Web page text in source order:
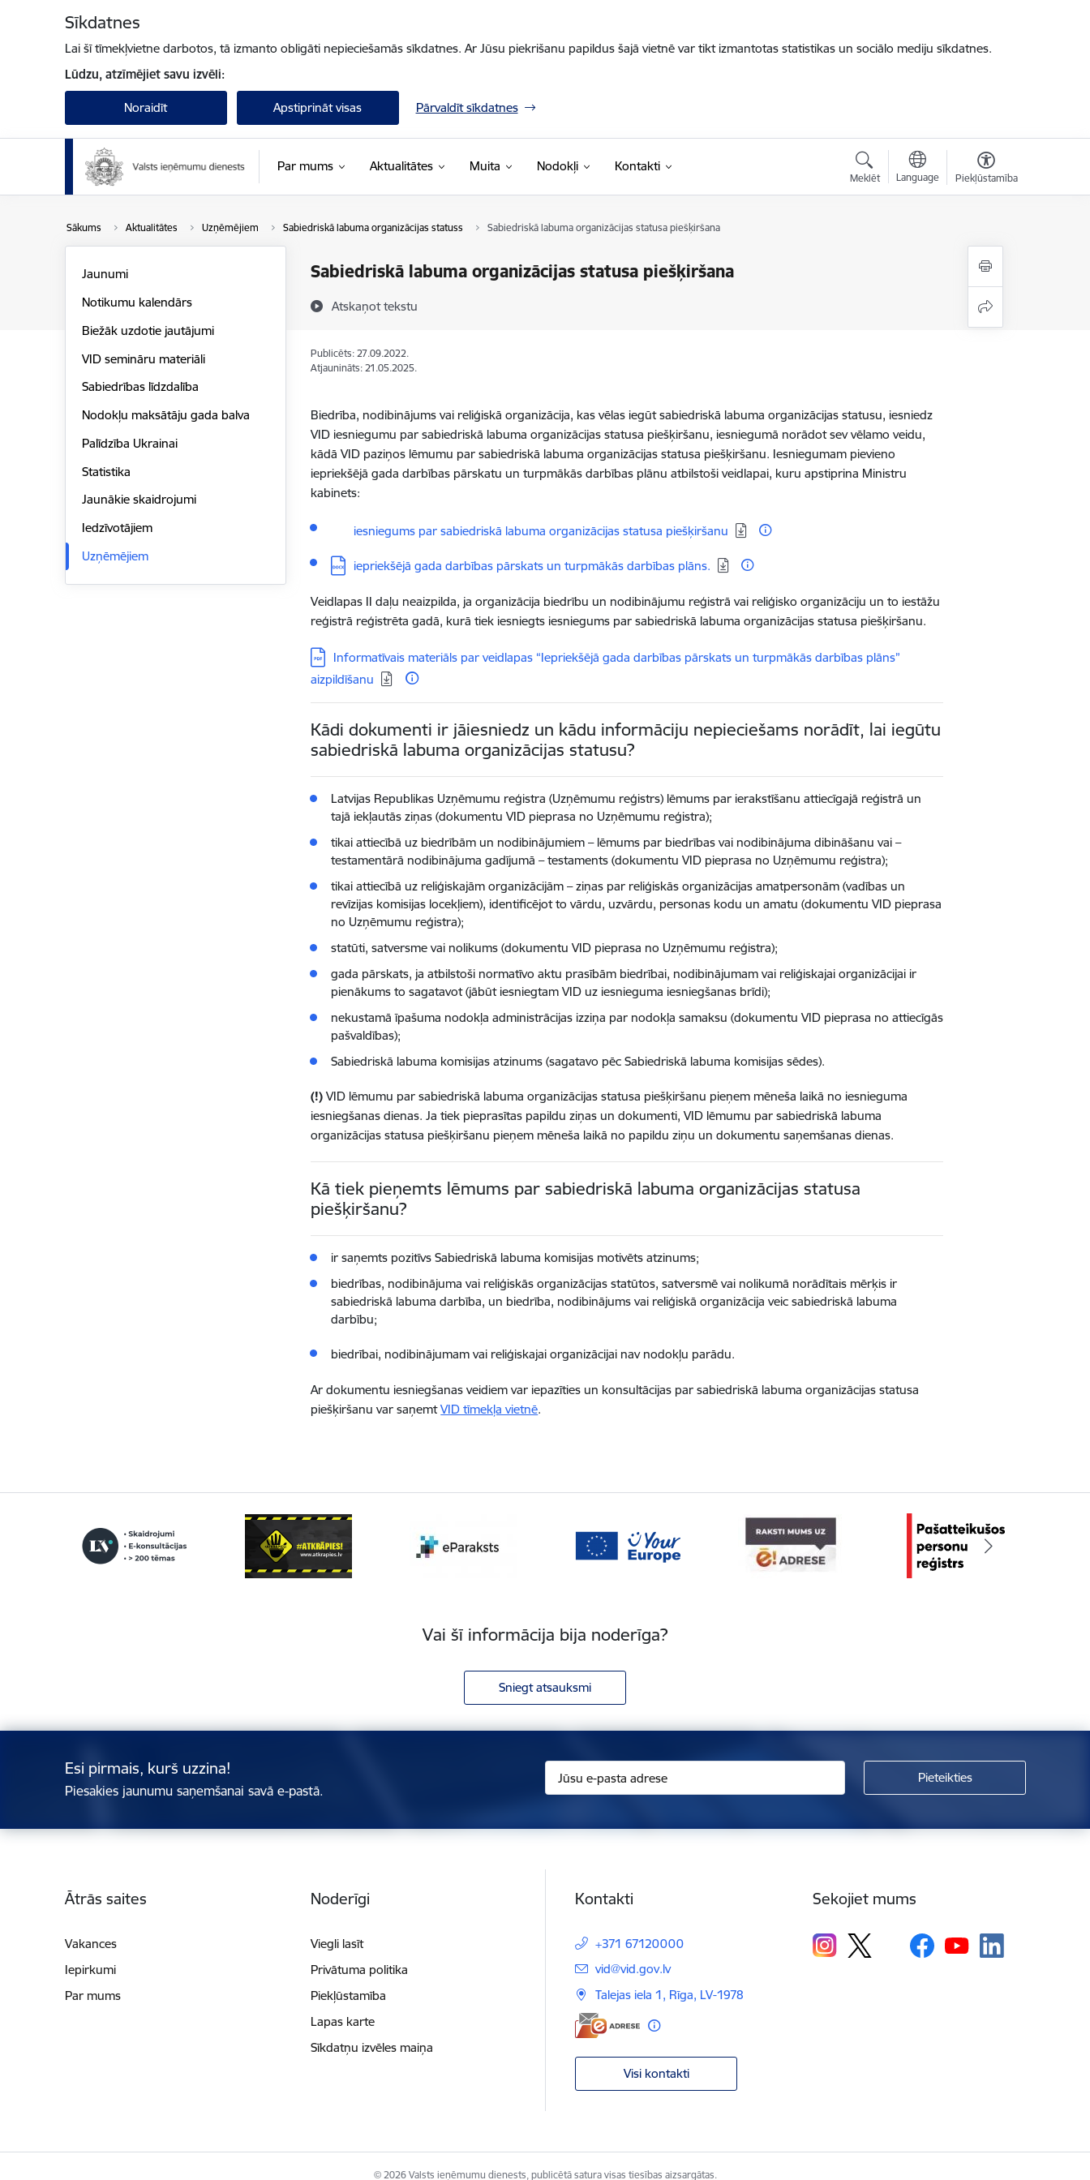
Sīkdatnes
Lai šī tīmekļvietne darbotos, tā izmanto obligāti nepieciešamās sīkdatnes. Ar Jūsu piekrišanu papildus šajā vietnē var tikt izmantotas statistikas un sociālo mediju sīkdatnes.
Lūdzu, atzīmējiet savu izvēli:
Noraidīt Apstiprināt visas Pārvaldīt sīkdatnes
Par mums Aktualitātes Muita Nodokļi Kontakti
Meklēt Language Piekļūstamība
Sākums Aktualitātes Uzņēmējiem Sabiedriskā labuma organizācijas statuss Sabiedriskā labuma organizācijas statusa piešķiršana
Sabiedriskā labuma organizācijas statusa piešķiršana
Atskaņot tekstu
Jaunumi
Notikumu kalendārs
Biežāk uzdotie jautājumi
VID semināru materiāli
Sabiedrības līdzdalība
Nodokļu maksātāju gada balva
Palīdzība Ukrainai
Statistika
Jaunākie skaidrojumi
Iedzīvotājiem
Uzņēmējiem
Publicēts: 27.09.2022.
Atjaunināts: 21.05.2025.
Biedrība, nodibinājums vai reliģiskā organizācija, kas vēlas iegūt sabiedriskā labuma organizācijas statusu, iesniedz
VID iesniegumu par sabiedriskā labuma organizācijas statusa piešķiršanu, iesniegumā norādot sev vēlamo veidu,
kādā VID paziņos lēmumu par sabiedriskā labuma organizācijas statusa piešķiršanu. Iesniegumam pievieno
iepriekšējā gada darbības pārskatu un turpmākās darbības plānu atbilstoši veidlapai, kuru apstiprina Ministru
kabinets:
Lejupielādēt:
iesniegums par sabiedriskā labuma organizācijas statusa piešķiršanu
Lejupielādēt:
iepriekšējā gada darbības pārskats un turpmākās darbības plāns.
Veidlapas II daļu neaizpilda, ja organizācija biedrību un nodibinājumu reģistrā vai reliģisko organizāciju un to iestāžu
reģistrā reģistrēta gadā, kurā tiek iesniegts iesniegums par sabiedriskā labuma organizācijas statusa piešķiršanu.
Lejupielādēt:
Informatīvais materiāls par veidlapas “Iepriekšējā gada darbības pārskats un turpmākās darbības plāns”
aizpildīšanu
Kādi dokumenti ir jāiesniedz un kādu informāciju nepieciešams norādīt, lai iegūtu
sabiedriskā labuma organizācijas statusu?
Latvijas Republikas Uzņēmumu reģistra (Uzņēmumu reģistrs) lēmums par ierakstīšanu attiecīgajā reģistrā un
tajā iekļautās ziņas (dokumentu VID pieprasa no Uzņēmumu reģistra);
tikai attiecībā uz biedrībām un nodibinājumiem – lēmums par biedrības vai nodibinājuma dibināšanu vai –
testamentārā nodibinājuma gadījumā – testaments (dokumentu VID pieprasa no Uzņēmumu reģistra);
tikai attiecībā uz reliģiskajām organizācijām – ziņas par reliģiskās organizācijas amatpersonām (vadības un
revīzijas komisijas locekļiem), identificējot to vārdu, uzvārdu, personas kodu un amatu (dokumentu VID pieprasa
no Uzņēmumu reģistra);
statūti, satversme vai nolikums (dokumentu VID pieprasa no Uzņēmumu reģistra);
gada pārskats, ja atbilstoši normatīvo aktu prasībām biedrībai, nodibinājumam vai reliģiskajai organizācijai ir
pienākums to sagatavot (jābūt iesniegtam VID uz iesnieguma iesniegšanas brīdi);
nekustamā īpašuma nodokļa administrācijas izziņa par nodokļa samaksu (dokumentu VID pieprasa no attiecīgās
pašvaldības);
Sabiedriskā labuma komisijas atzinums (sagatavo pēc Sabiedriskā labuma komisijas sēdes).
(!) VID lēmumu par sabiedriskā labuma organizācijas statusa piešķiršanu pieņem mēneša laikā no iesnieguma
iesniegšanas dienas. Ja tiek pieprasītas papildu ziņas un dokumenti, VID lēmumu par sabiedriskā labuma
organizācijas statusa piešķiršanu pieņem mēneša laikā no papildu ziņu un dokumentu saņemšanas dienas.
Kā tiek pieņemts lēmums par sabiedriskā labuma organizācijas statusa
piešķiršanu?
ir saņemts pozitīvs Sabiedriskā labuma komisijas motivēts atzinums;
biedrības, nodibinājuma vai reliģiskās organizācijas statūtos, satversmē vai nolikumā norādītais mērķis ir
sabiedriskā labuma darbība, un biedrība, nodibinājums vai reliģiskā organizācija veic sabiedriskā labuma
darbību;
biedrībai, nodibinājumam vai reliģiskajai organizācijai nav nodokļu parādu.
Ar dokumentu iesniegšanas veidiem var iepazīties un konsultācijas par sabiedriskā labuma organizācijas statusa
piešķiršanu var saņemtVID tīmekļa vietnē.
Vai šī informācija bija noderīga?
Sniegt atsauksmi
Esi pirmais, kurš uzzina!
Piesakies jaunumu saņemšanai savā e-pastā.
Ātrās saites
Vakances
Iepirkumi
Par mums
Noderīgi
Viegli lasīt
Privātuma politika
Piekļūstamība
Lapas karte
Sīkdatņu izvēles maiņa
Kontakti
+371 67120000
E-pasts:
vid@vid.gov.lv
Talejas iela 1, Rīga, LV-1978
Visi kontakti
Sekojiet mums
© 2026 Valsts ieņēmumu dienests, publicētā satura visas tiesības aizsargātas.